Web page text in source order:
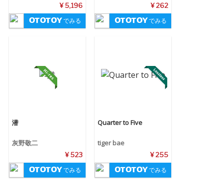
¥ 5,196
でみる
¥ 262
でみる
潜
灰野敬二
¥ 523
でみる
Quarter to Five
tiger bae
¥ 255
でみる